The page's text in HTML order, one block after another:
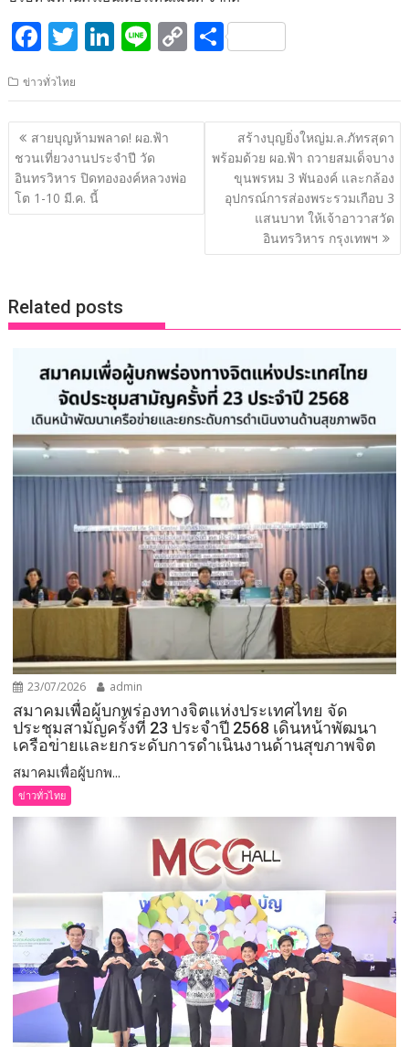
F
ac
e
b
o
o
k
T
itt
er
Li
k
e
dI
n
Li
e
C
p
y
k
S
ar
e
ข่าวทั่วไทย
แนะแนว
เรื่อง
สายบุญห้ามพลาด! ผอ.ฟ้า
ชวนเที่ยวงานประจำปี วัด
อินทรวิหาร ปิดทององค์หลวงพ่อ
โต 1-10 มี.ค. นี้
สร้างบุญยิ่งใหญ่ม.ล.ภัทรสุดา
พร้อมด้วย ผอ.ฟ้า ถวายสมเด็จบาง
ขุนพรหม 3 พันองค์ และกล้อง
อุปกรณ์การส่องพระรวมเกือบ 3
แสนบาท ให้เจ้าอาวาสวัด
อินทรวิหาร กรุงเทพฯ
Related posts
23/07/2026 admin
สมาคมเพื่อผู้บกพร่องทางจิตแห่งประเทศไทย จัด
ประชุมสามัญครั้งที่ 23 ประจำปี 2568 เดินหน้าพัฒนา
เครือข่ายและยกระดับการดำเนินงานด้านสุขภาพจิต
สมาคมเพื่อผู้บกพ...
ข่าวทั่วไทย